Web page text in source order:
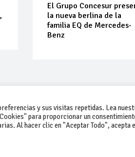
El Grupo Concesur
la nueva berlina de la
familia EQ de Mercedes-
Benz
y sus visitas repetidas. Lea
para proporcionar un
Al hacer clic en "Aceptar Todo", acepta